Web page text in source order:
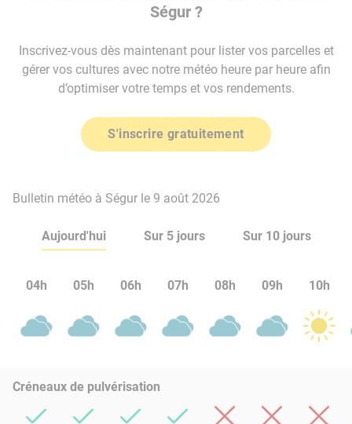
Ségur ?
Inscrivez-vous dès maintenant pour lister vos parcelles et
gérer vos cultures avec notre météo heure par heure afin
d’optimiser votre temps et vos rendements.
S'inscrire gratuitement
Bulletin météo à Ségur le 9 août 2026
Aujourd'hui Sur 5 jours Sur 10 jours
04h 05h 06h 07h 08h 09h 10h
Créneaux de pulvérisation